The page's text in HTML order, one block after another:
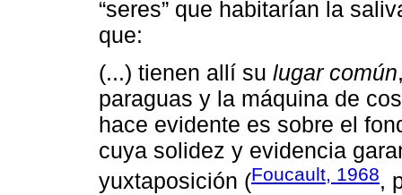
“seres” que habitarían la
que:
(...) tienen allí su lugar común
paraguas y la máquina de
hace evidente es sobre el
cuya solidez y evidencia
yuxtaposición (Foucault, 1968,